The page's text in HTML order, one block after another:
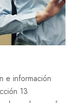
e información
13